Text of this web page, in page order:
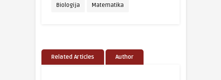
Biologija Matematika
Related Articles Author